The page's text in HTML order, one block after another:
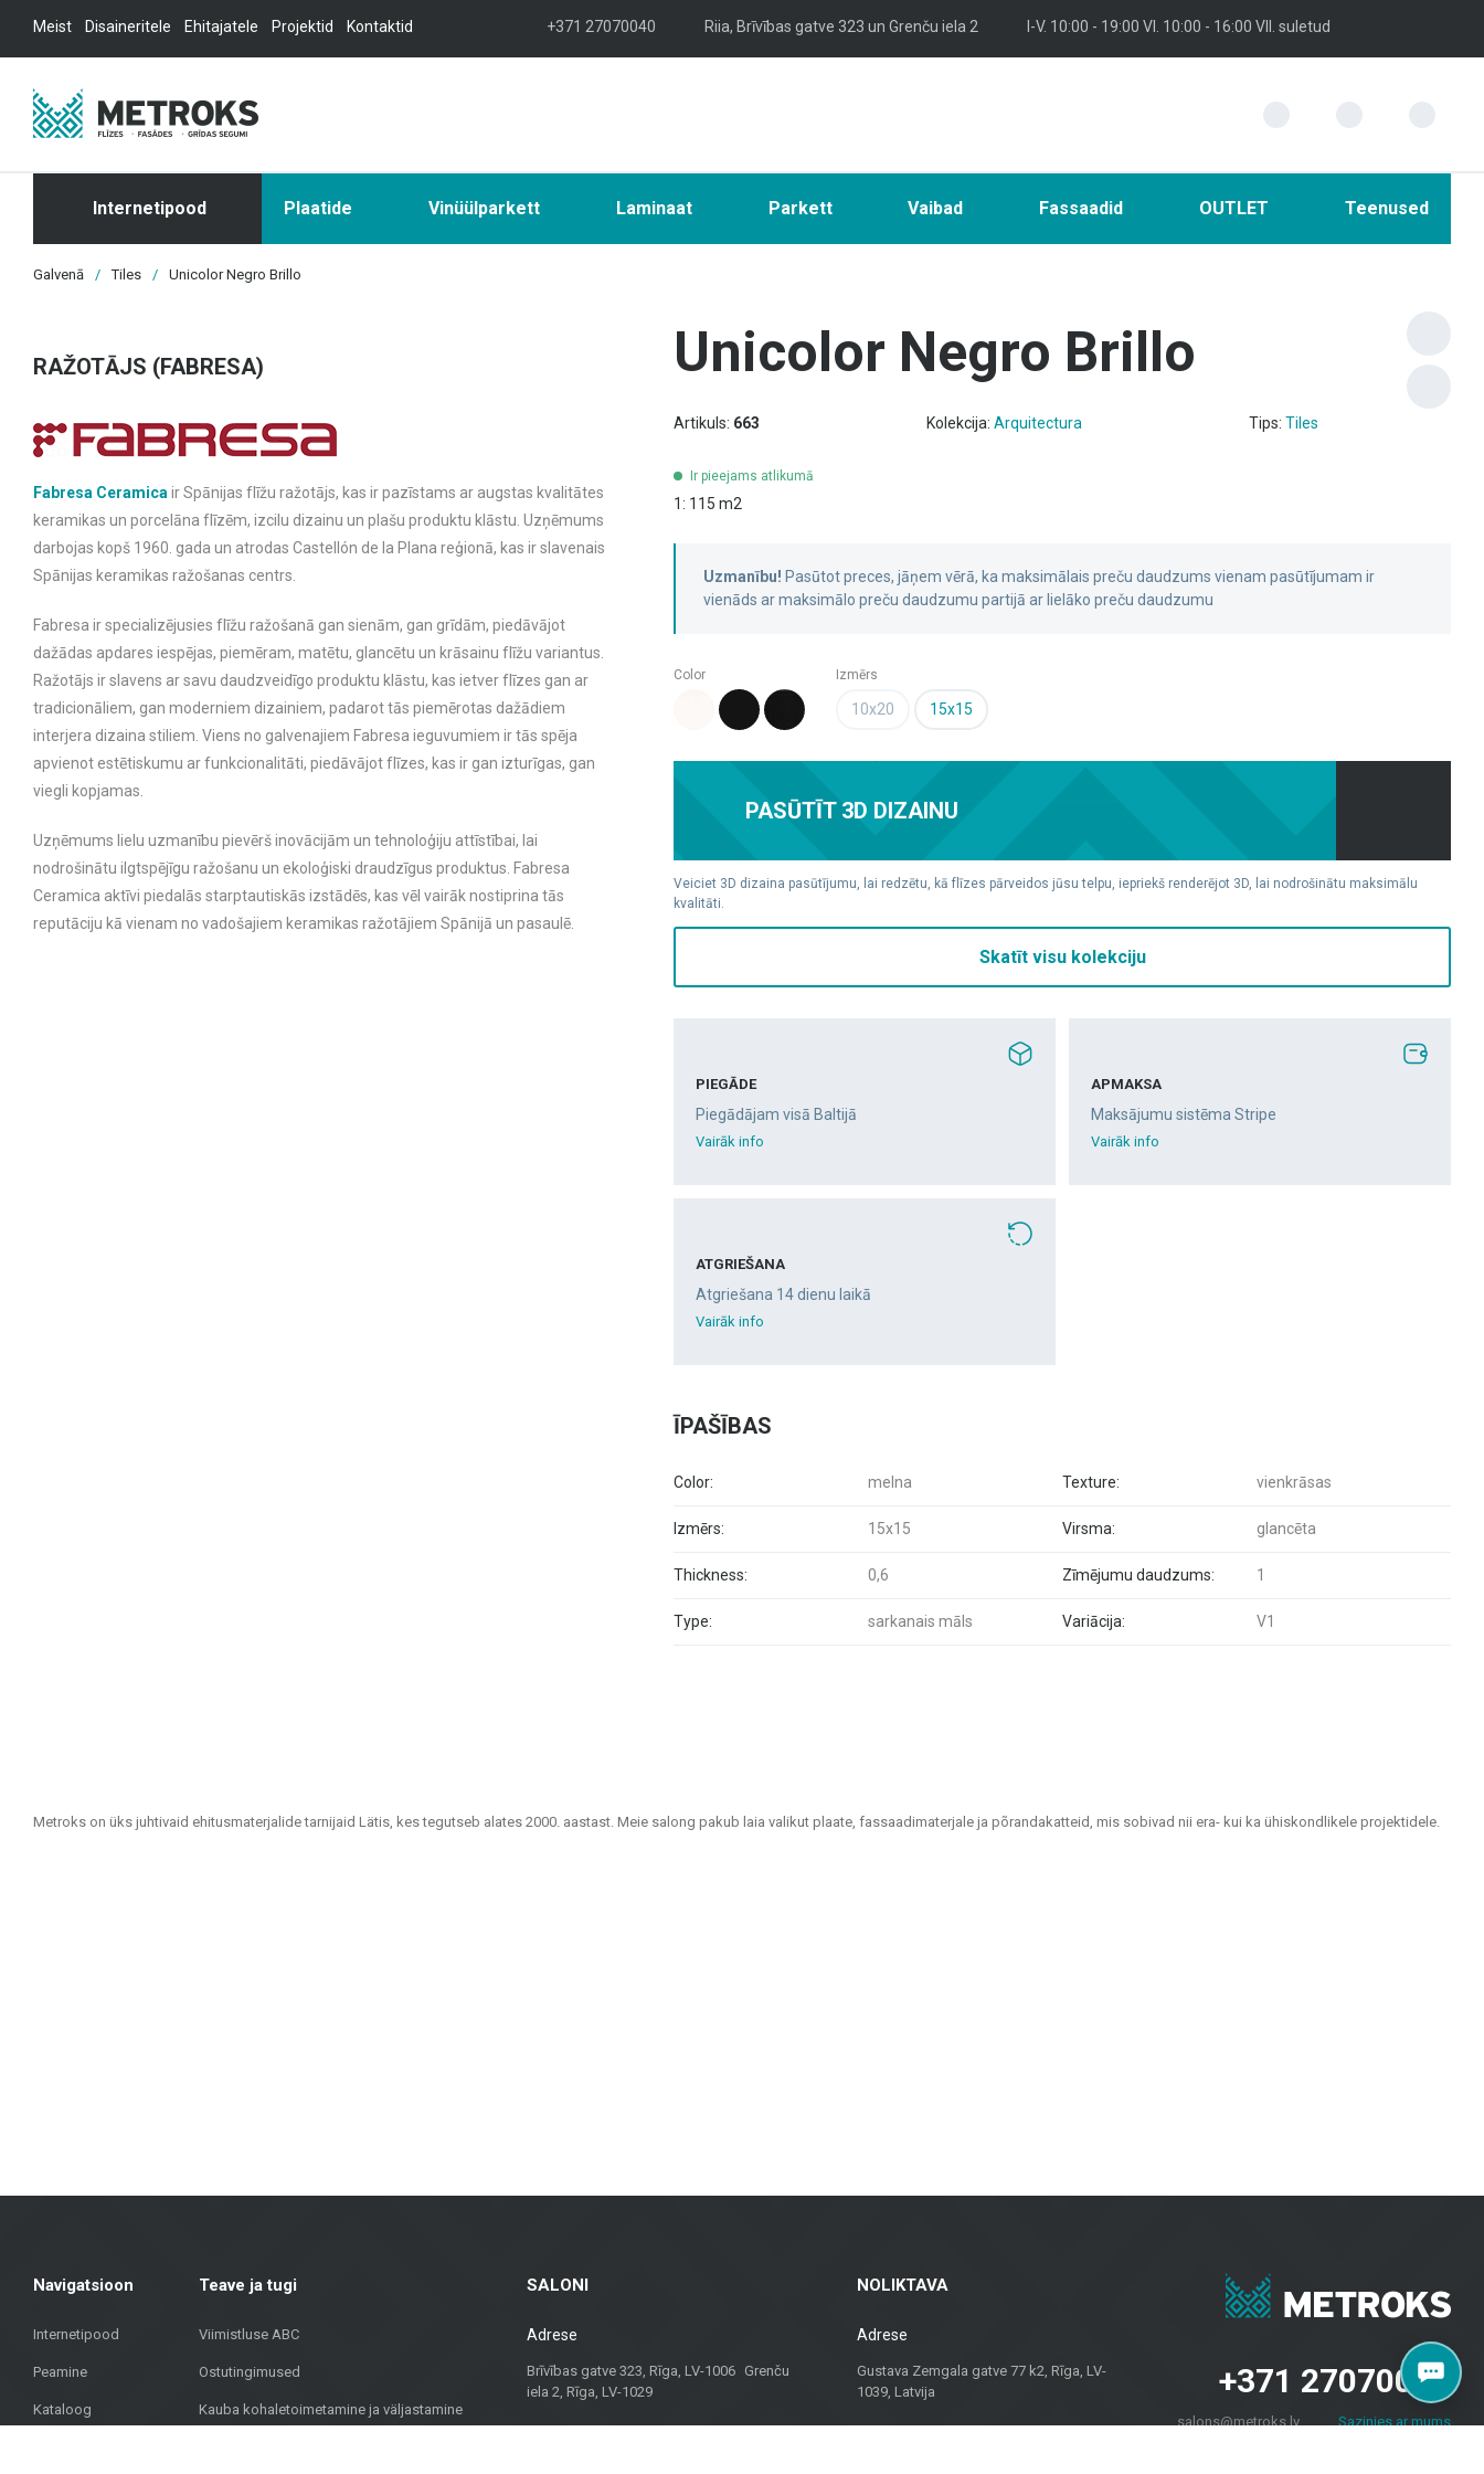
Meist Disaineritele Ehitajatele Projektid Kontaktid +371 27070040 Riia, Brīvības gatve 323 un Grenču iela 2 I-V. 10:00 - 19:00 VI. 10:00 - 16:00 VII. suletud
Internetipood Plaatide Vinüülparkett Laminaat Parkett Vaibad Fassaadid OUTLET Teenused
Galvenā / Tiles / Unicolor Negro Brillo
RAŽOTĀJS (FABRESA)
Fabresa Ceramica ir Spānijas flīžu ražotājs, kas ir pazīstams ar augstas kvalitātes
keramikas un porcelāna flīzēm, izcilu dizainu un plašu produktu klāstu. Uzņēmums
darbojas kopš 1960. gada un atrodas Castellón de la Plana reģionā, kas ir slavenais
Spānijas keramikas ražošanas centrs.
Fabresa ir specializējusies flīžu ražošanā gan sienām, gan grīdām, piedāvājot
dažādas apdares iespējas, piemēram, matētu, glancētu un krāsainu flīžu variantus.
Ražotājs ir slavens ar savu daudzveidīgo produktu klāstu, kas ietver flīzes gan ar
tradicionāliem, gan moderniem dizainiem, padarot tās piemērotas dažādiem
interjera dizaina stiliem. Viens no galvenajiem Fabresa ieguvumiem ir tās spēja
apvienot estētiskumu ar funkcionalitāti, piedāvājot flīzes, kas ir gan izturīgas, gan
viegli kopjamas.
Uzņēmums lielu uzmanību pievērš inovācijām un tehnoloģiju attīstībai, lai
nodrošinātu ilgtspējīgu ražošanu un ekoloģiski draudzīgus produktus. Fabresa
Ceramica aktīvi piedalās starptautiskās izstādēs, kas vēl vairāk nostiprina tās
reputāciju kā vienam no vadošajiem keramikas ražotājiem Spānijā un pasaulē.
Unicolor Negro Brillo
Artikuls: 663 Kolekcija: Arquitectura Tips: Tiles
Ir pieejams atlikumā
1: 115 m2
Uzmanību! Pasūtot preces, jāņem vērā, ka maksimālais preču daudzums vienam pasūtījumam ir
vienāds ar maksimālo preču daudzumu partijā ar lielāko preču daudzumu
Color Izmērs
10x20 15x15
PASŪTĪT 3D DIZAINU
Veiciet 3D dizaina pasūtījumu, lai redzētu, kā flīzes pārveidos jūsu telpu, iepriekš renderējot 3D, lai nodrošinātu maksimālu
kvalitāti.
Skatīt visu kolekciju
PIEGĀDE
Piegādājam visā Baltijā
Vairāk info
APMAKSA
Maksājumu sistēma Stripe
Vairāk info
ATGRIEŠANA
Atgriešana 14 dienu laikā
Vairāk info
ĪPAŠĪBAS
Color: melna
Izmērs: 15x15
Thickness: 0,6
Type: sarkanais māls
Texture: vienkrāsas
Virsma: glancēta
Zīmējumu daudzums: 1
Variācija: V1
Metroks on üks juhtivaid ehitusmaterjalide tarnijaid Lätis, kes tegutseb alates 2000. aastast. Meie salong pakub laia valikut plaate, fassaadimaterjale ja põrandakatteid, mis sobivad nii era- kui ka ühiskondlikele projektidele.
Navigatsioon
Internetipood
Peamine
Kataloog
Teave ja tugi
Viimistluse ABC
Ostutingimused
Kauba kohaletoimetamine ja väljastamine
SALONI
Adrese
Brīvības gatve 323, Rīga, LV-1006 Grenču
iela 2, Rīga, LV-1029
NOLIKTAVA
Adrese
Gustava Zemgala gatve 77 k2, Rīga, LV-
1039, Latvija
+371 27070040
salons@metroks.lv Sazinies ar mums